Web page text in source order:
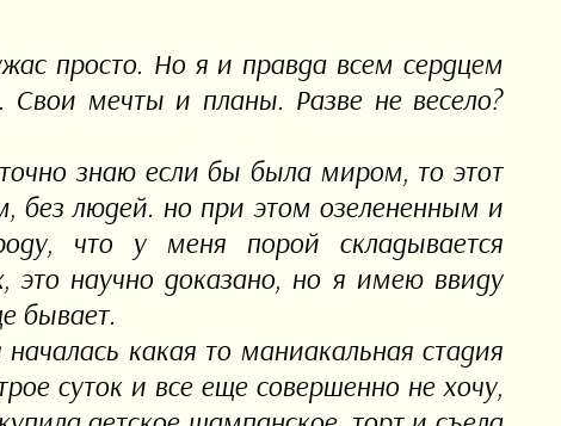
просто. Но я и правда всем сердцем
мечты и планы. Разве не весело?
знаю если бы была миром, то этот
без людей. но при этом озелененным и
что у меня порой складывается
это научно доказано, но я имею ввиду
бывает.
какая то маниакальная стадия
суток и все еще совершенно не хочу,